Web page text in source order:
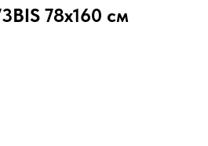
78x160 см